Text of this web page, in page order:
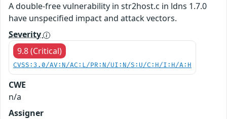
A double-free vulnerability in str2host.c in ldns 1.7.0
have unspecified impact and attack vectors.
Severity
9.8 (Critical)
CVSS:3.0/AV:N/AC:L/PR:N/UI:N/S:U/C:H/I:H/A:H
CWE
n/a
Assigner